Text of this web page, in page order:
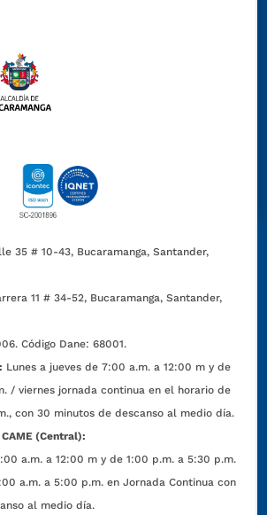
35 # 10-43, Bucaramanga, Santander,
11 # 34-52, Bucaramanga, Santander,
Código Dane: 68001.
Lunes a jueves de 7:00 a.m. a 12:00 m y de
/ viernes jornada continua en el horario de
con 30 minutos de descanso al medio día.
(Central):
a.m. a 12:00 m y de 1:00 p.m. a 5:30 p.m.
a 5:00 p.m. en Jornada Continua con
al medio día.